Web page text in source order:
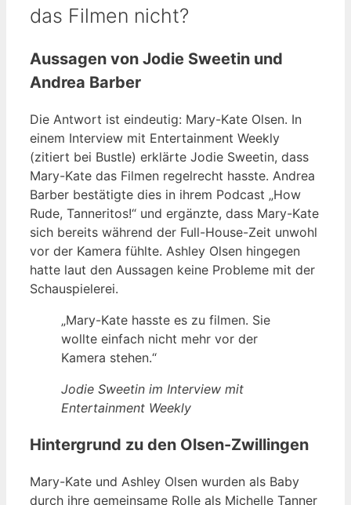
das Filmen nicht?
Aussagen von Jodie Sweetin und
Andrea Barber
Die Antwort ist eindeutig: Mary-Kate Olsen. In
einem Interview mit Entertainment Weekly
(zitiert bei Bustle) erklärte Jodie Sweetin, dass
Mary-Kate das Filmen regelrecht hasste. Andrea
Barber bestätigte dies in ihrem Podcast „How
Rude, Tanneritos!“ und ergänzte, dass Mary-Kate
sich bereits während der Full-House-Zeit unwohl
vor der Kamera fühlte. Ashley Olsen hingegen
hatte laut den Aussagen keine Probleme mit der
Schauspielerei.
„Mary-Kate hasste es zu filmen. Sie
wollte einfach nicht mehr vor der
Kamera stehen.“
Jodie Sweetin im Interview mit
Entertainment Weekly
Hintergrund zu den Olsen-Zwillingen
Mary-Kate und Ashley Olsen wurden als Baby
durch ihre gemeinsame Rolle als Michelle Tanner